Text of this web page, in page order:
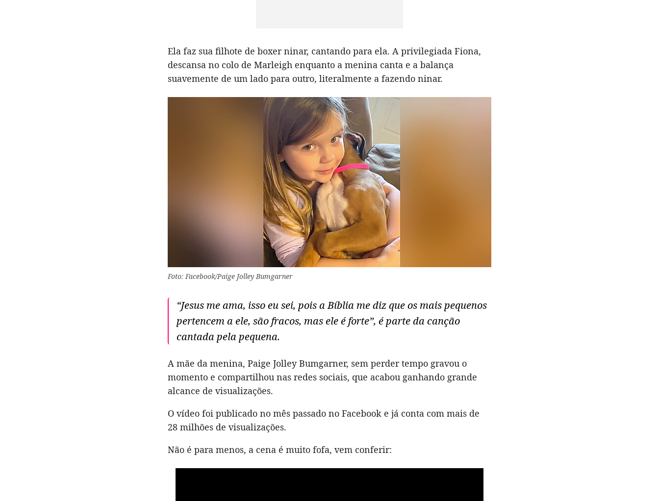
Ela faz sua filhote de boxer ninar, cantando para ela. A privilegiada Fiona,
descansa no colo de Marleigh enquanto a menina canta e a balança
suavemente de um lado para outro, literalmente a fazendo ninar.
Foto: Facebook/Paige Jolley Bumgarner
“Jesus me ama, isso eu sei, pois a Bíblia me diz que os mais pequenos
pertencem a ele, são fracos, mas ele é forte”, é parte da canção
cantada pela pequena.
A mãe da menina, Paige Jolley Bumgarner, sem perder tempo gravou o
momento e compartilhou nas redes sociais, que acabou ganhando grande
alcance de visualizações.
O vídeo foi publicado no mês passado no Facebook e já conta com mais de
28 milhões de visualizações.
Não é para menos, a cena é muito fofa, vem conferir: